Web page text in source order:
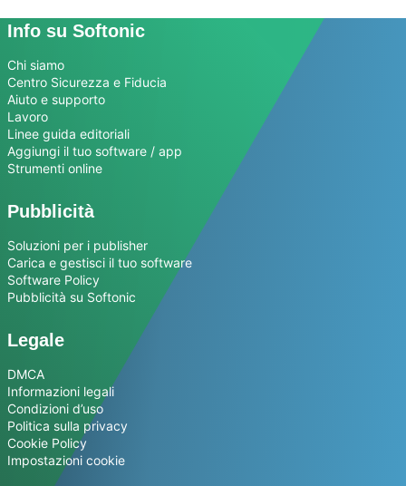
Info su Softonic
Chi siamo
Centro Sicurezza e Fiducia
Aiuto e supporto
Lavoro
Linee guida editoriali
Aggiungi il tuo software / app
Strumenti online
Pubblicità
Soluzioni per i publisher
Carica e gestisci il tuo software
Software Policy
Pubblicità su Softonic
Legale
DMCA
Informazioni legali
Condizioni d’uso
Politica sulla privacy
Cookie Policy
Impostazioni cookie